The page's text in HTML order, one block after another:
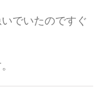
でいたのですぐ